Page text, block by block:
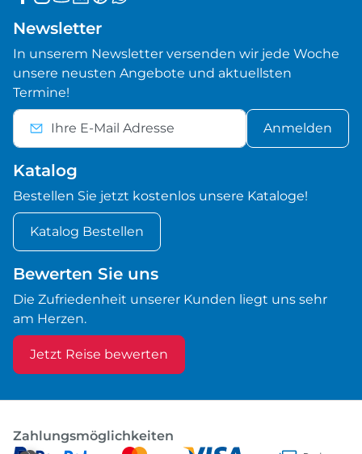
Newsletter
In unserem Newsletter versenden wir jede Woche
unsere neusten Angebote und aktuellsten
Termine!
Anmelden
Katalog
Bestellen Sie jetzt kostenlos unsere Kataloge!
Katalog Bestellen
Bewerten Sie uns
Die Zufriedenheit unserer Kunden liegt uns sehr
am Herzen.
Jetzt Reise bewerten
Zahlungsmöglichkeiten